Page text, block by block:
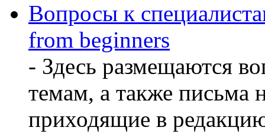
Вопросы к
from beginners
- Здесь размещаются
темам, а также письма
приходящие в